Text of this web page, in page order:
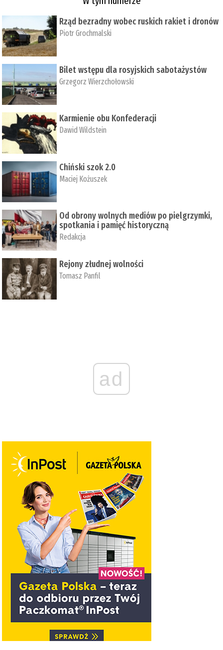
Rząd bezradny wobec ruskich rakiet i dronów
Piotr Grochmalski
Bilet wstępu dla rosyjskich sabotażystów
Grzegorz Wierzchołowski
Karmienie obu Konfederacji
Dawid Wildstein
Chiński szok 2.0
Maciej Kożuszek
Od obrony wolnych mediów po pielgrzymki,
spotkania i pamięć historyczną
Redakcja
Rejony złudnej wolności
Tomasz Panfil
ad